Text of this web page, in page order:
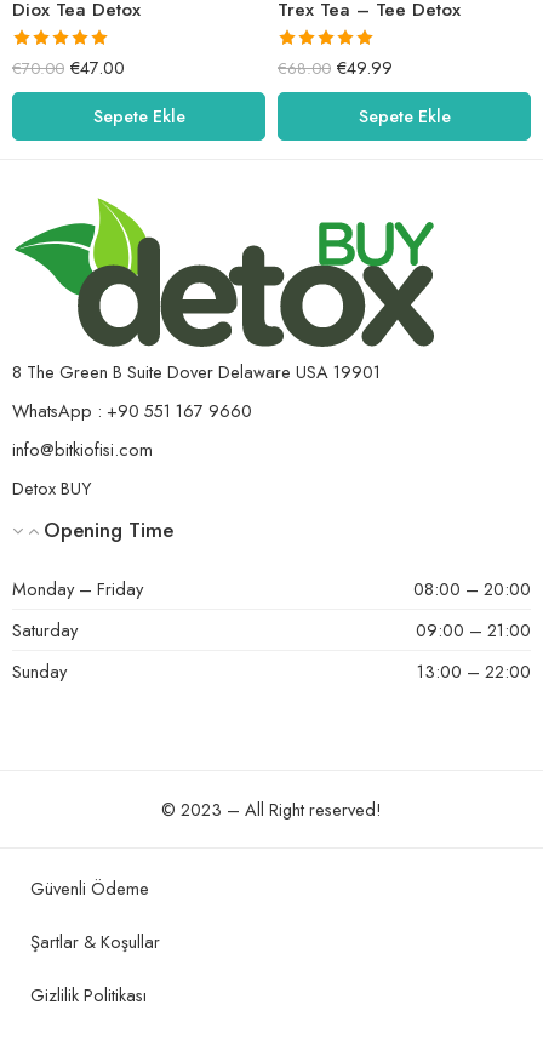
Diox Tea Detox
5 üzerinden
5.00oy aldı
€70.00 €47.00
Sepete Ekle
Trex Tea – Tee Detox
5 üzerinden
5.00oy aldı
€68.00 €49.99
Sepete Ekle
8 The Green B Suite Dover Delaware USA 19901
WhatsApp : +90 551 167 9660
info@bitkiofisi.com
Detox BUY
Opening Time
Monday – Friday
08:00 – 20:00
Saturday
09:00 – 21:00
Sunday
13:00 – 22:00
© 2023 – All Right reserved!
Güvenli Ödeme
Şartlar & Koşullar
Gizlilik Politikası